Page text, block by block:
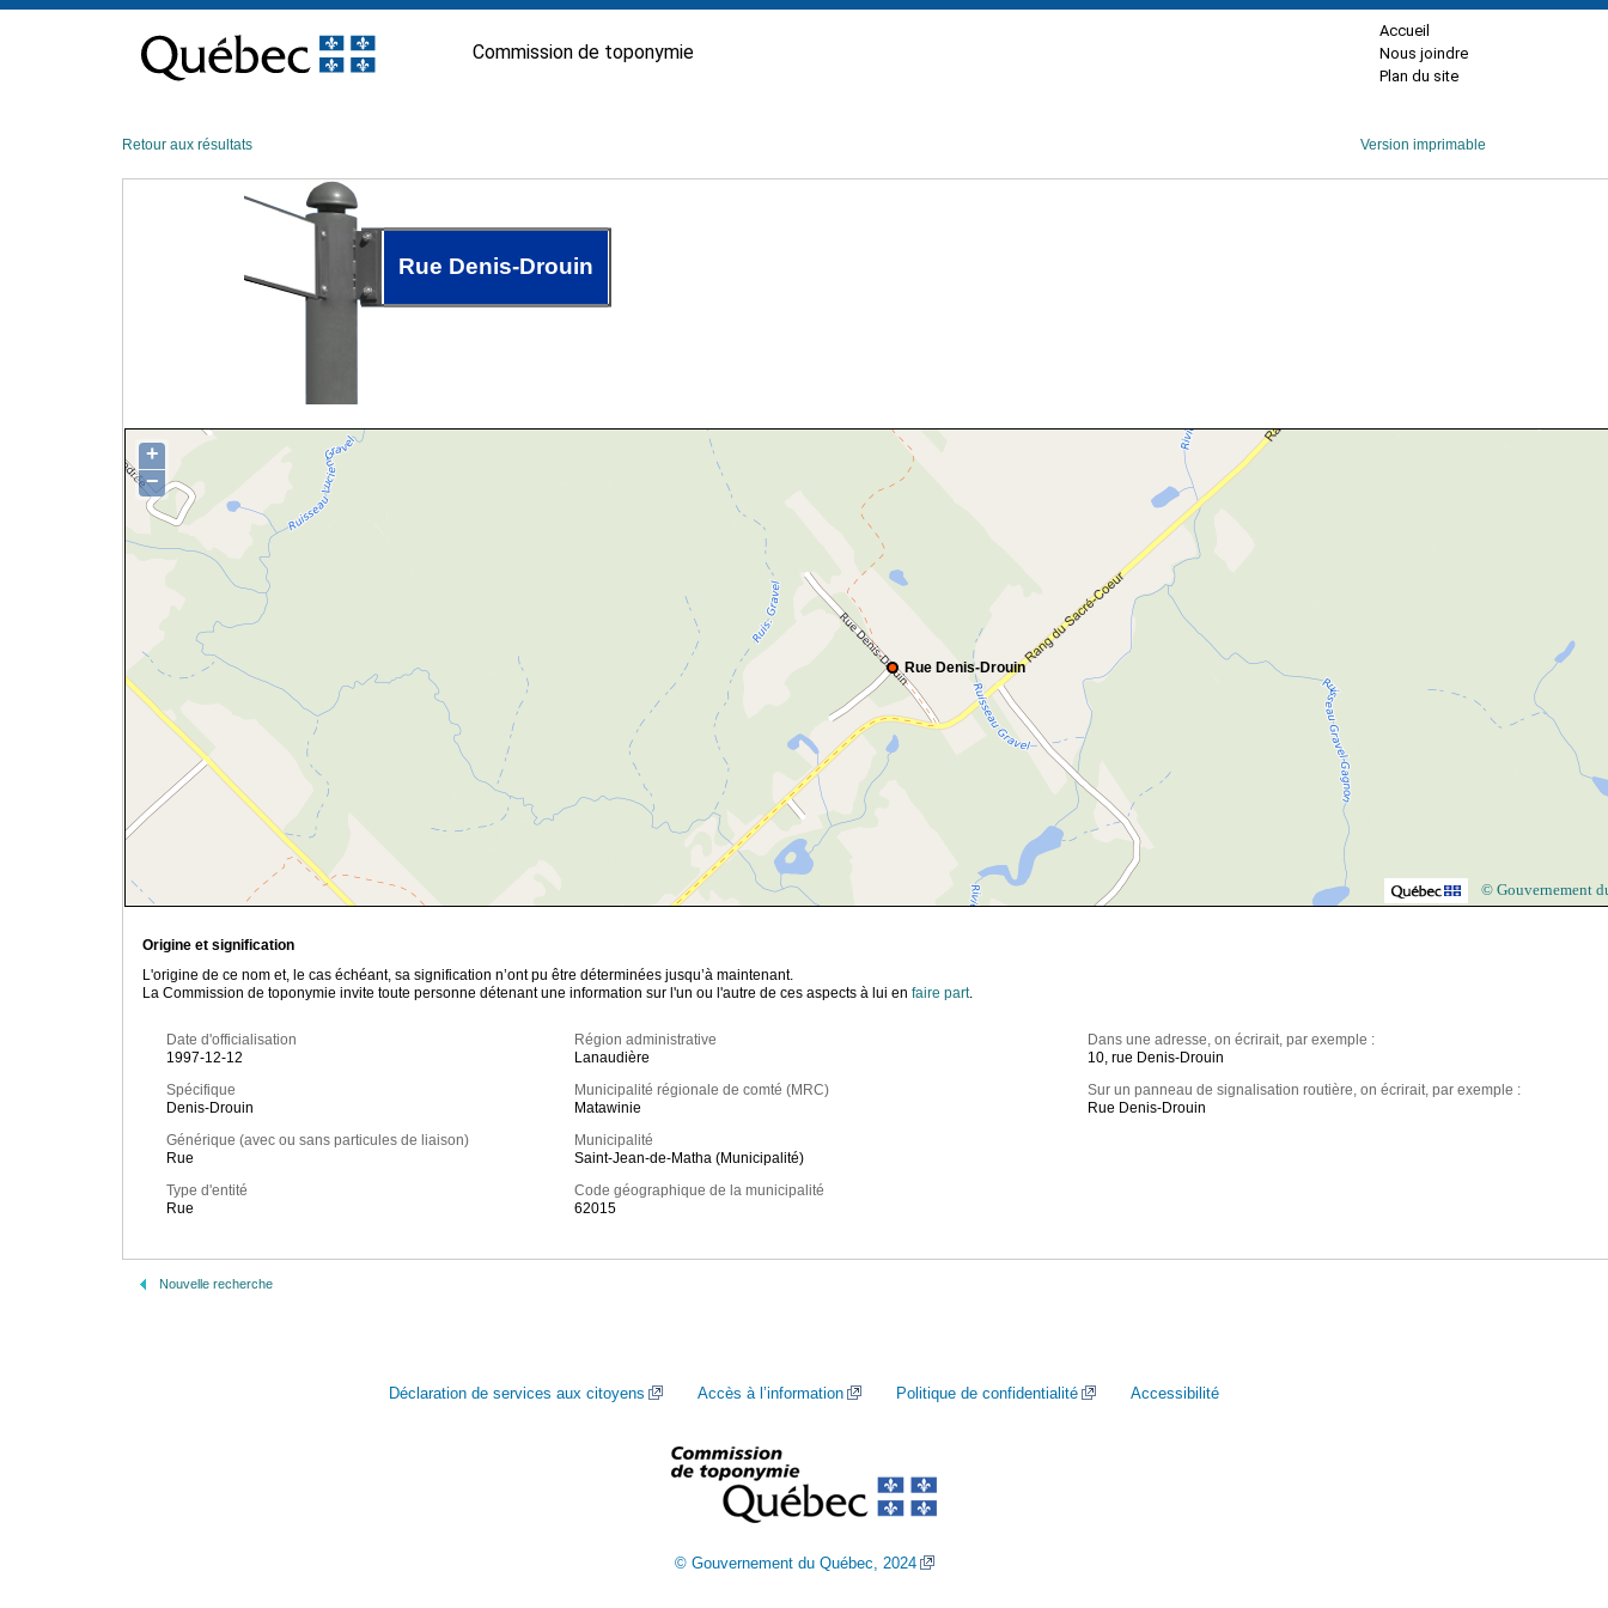
contenu
Commission de toponymie
Accueil
Nous joindre
Plan du site
Retour aux résultats Version imprimable
Rue Denis-Drouin
Rue Denis-Drouin
+
−
© Gouvernement
Origine et signification
L'origine de ce nom et, le cas échéant, sa signification n’ont pu être déterminées jusqu’à maintenant.
La Commission de toponymie invite toute personne détenant une information sur l'un ou l'autre de ces aspects à lui en faire part.
Date d'officialisation
1997-12-12
Spécifique
Denis-Drouin
Générique (avec ou sans particules de liaison)
Rue
Type d'entité
Rue
Région administrative
Lanaudière
Municipalité régionale de comté (MRC)
Matawinie
Municipalité
Saint-Jean-de-Matha (Municipalité)
Code géographique de la municipalité
62015
Dans une adresse, on écrirait, par exemple :
10, rue Denis-Drouin
Sur un panneau de signalisation routière, on écrirait, par exemple :
Rue Denis-Drouin
Nouvelle recherche
Déclaration de services aux citoyens Accès à l’information Politique de confidentialité Accessibilité
© Gouvernement du Québec, 2024